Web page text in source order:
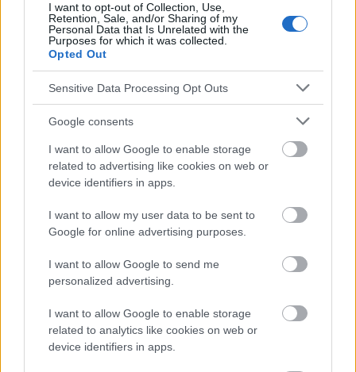
I want to opt-out of Collection, Use,
Retention, Sale, and/or Sharing of my
Personal Data that Is Unrelated with the
Purposes for which it was collected.
Opted Out
Sensitive Data Processing Opt Outs
Google consents
I want to allow Google to enable storage
related to advertising like cookies on web or
device identifiers in apps.
I want to allow my user data to be sent to
Google for online advertising purposes.
I want to allow Google to send me
personalized advertising.
I want to allow Google to enable storage
related to analytics like cookies on web or
device identifiers in apps.
Die Inhalte und Materialien auf dieser Website dienen nur zu
Bildungs- und Informationszwecken. Der Herausgeber und die
Redaktion der Website sind nicht für die Ergebnisse ihrer
Anwendung verantwortlich. Bevor Sie Ratschläge oder Tipps auf
der Website verwenden, ist es unbedingt erforderlich, einen Arzt
zu konsultieren.
Werbung: